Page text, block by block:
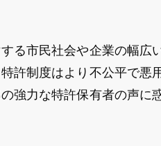
る市民社会や企業の幅広
許制度はより不公平で悪
強力な特許保有者の声に